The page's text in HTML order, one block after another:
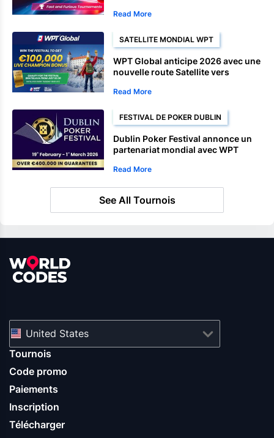
Read More
SATELLITE MONDIAL WPT
WPT Global anticipe 2026 avec une
nouvelle route Satellite vers
Read More
FESTIVAL DE POKER DUBLIN
Dublin Poker Festival annonce un
partenariat mondial avec WPT
Read More
See All Tournois
United States
Tournois
Code promo
Paiements
Inscription
Télécharger